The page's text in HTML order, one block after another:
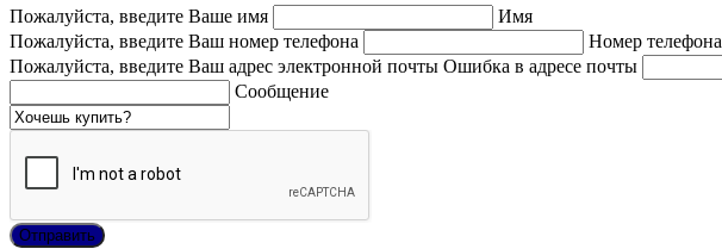
Пожалуйста, введите Ваше имя
Имя
Пожалуйста, введите Ваш номер телефона
Номер телефона
Пожалуйста, введите Ваш адрес электронной почты Ошибка в адресе почты
Сообщение